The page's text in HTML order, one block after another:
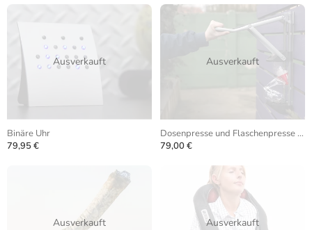
Ausverkauft
Binäre Uhr
79,95 €
Ausverkauft
Dosenpresse und Flaschenpresse Deluxe
79,00 €
Ausverkauft Ausverkauft